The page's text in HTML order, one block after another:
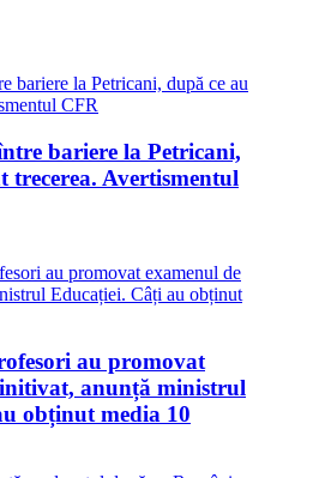
bariere la Petricani,
trecerea. Avertismentul
au promovat
anunță ministrul
obținut media 10